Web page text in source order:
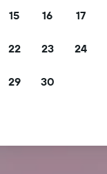
15 16 17
22 23 24
29 30